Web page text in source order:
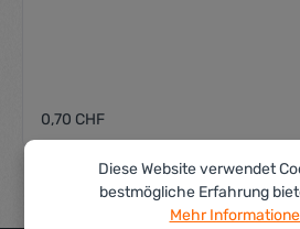
Regulärer Preis:
0,70 CHF
Diese Website verwendet
bestmögliche Erfahrung
Mehr